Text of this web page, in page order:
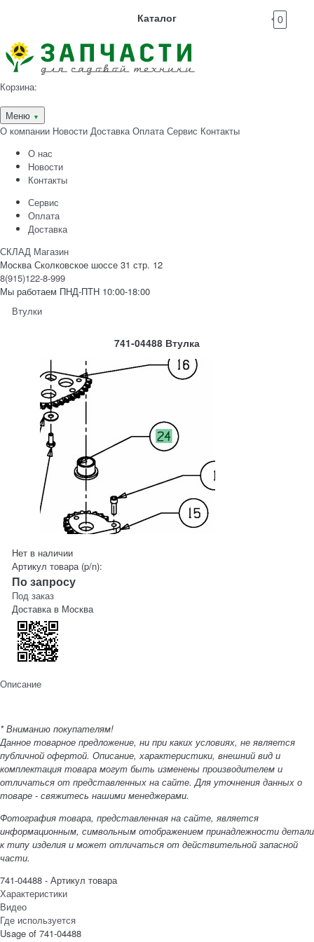
Каталог 0
Корзина:
Меню ▼
О компании Новости Доставка Оплата Сервис Контакты
О нас
Новости
Контакты
Сервис
Оплата
Доставка
СКЛАД Магазин
Москва Сколковское шоссе 31 стр. 12
8(915)122-8-999
Мы работаем ПНД-ПТН 10:00-18:00
Втулки
741-04488 Втулка
Нет в наличии
Артикул товара (p/n):
По запросу
Под заказ
Доставка в Москва
Описание
* Вниманию покупателям!
Данное товарное предложение, ни при каких условиях, не является
публичной офертой. Описание, характеристики, внешний вид и
комплектация товара могут быть изменены производителем и
отличаться от представленных на сайте. Для уточнения данных о
товаре - свяжитесь нашими менеджерами.
Фотография товара, представленная на сайте, является
информационным, символьным отображением принадлежности детали
к типу изделия и может отличаться от действительной запасной
части.
741-04488 - Артикул товара
Характеристики
Видео
Где используется
Usage of 741-04488